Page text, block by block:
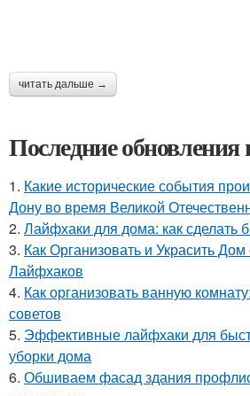
читать дальше →
Последние обновления
1. Какие исторические события
Дону во время Великой
2. Лайфхаки для дома: как сделать
3. Как Организовать и Украсить
Лайфхаков
4. Как организовать ванную
советов
5. Эффективные лайфхаки для
уборки дома
6. Обшиваем фасад здания